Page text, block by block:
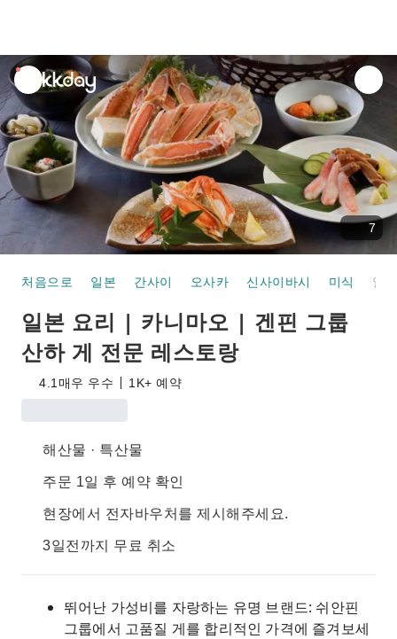
unread
notifications
7
처음으로 일본 간사이 오사카 신사이바시 미식
일본 요리 | 카니마오 | 겐핀 그룹
산하 게 전문 레스토랑
4.1 매우 우수 1K+ 예약
해산물 · 특산물
주문 1일 후 예약 확인
현장에서 전자바우처를 제시해주세요.
3일전까지 무료 취소
뛰어난 가성비를 자랑하는 유명 브랜드: 쉬안핀
그룹에서 고품질 게를 합리적인 가격에 즐겨보세